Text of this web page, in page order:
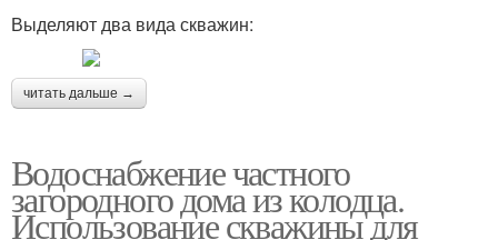
Выделяют два вида скважин:
читать дальше →
Водоснабжение частного
загородного дома из колодца.
Использование скважины для